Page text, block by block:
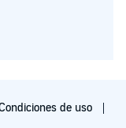
de uso